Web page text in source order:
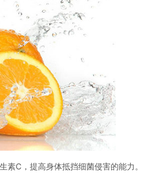
素C，提高身体抵挡细菌侵害的能力。